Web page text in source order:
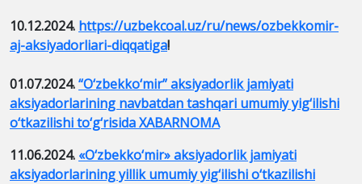
10.12.2024. https://uzbekcoal.uz/ru/news/ozbekkomir-
aj-aksiyadorliari-diqqatiga!
01.07.2024.“O‘zbekko‘mir” aksiyadorlik jamiyati
aksiyadorlarining navbatdan tashqari umumiy yig‘ilishi
o‘tkazilishi to‘g‘risida XABARNOMA
11.06.2024. «O‘zbekko‘mir» aksiyadorlik jamiyati
aksiyadorlarining yillik umumiy yig‘ilishi o‘tkazilishi